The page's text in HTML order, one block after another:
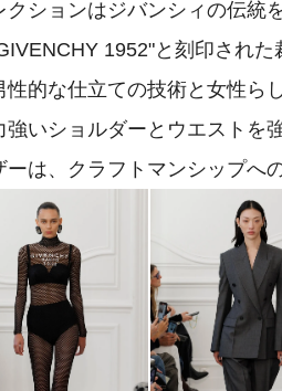
クションはジバンシィの伝統
1952"と刻印され
性的な仕立ての技術と女性ら
強いショルダーとウエストを
ーは、クラフトマンシップへ